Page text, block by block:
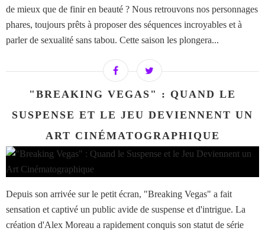
de mieux que de finir en beauté ? Nous retrouvons nos personnages
phares, toujours prêts à proposer des séquences incroyables et à
parler de sexualité sans tabou. Cette saison les plongera...
"BREAKING VEGAS" : QUAND LE
SUSPENSE ET LE JEU DEVIENNENT UN
ART CINÉMATOGRAPHIQUE
Depuis son arrivée sur le petit écran, "Breaking Vegas" a fait
sensation et captivé un public avide de suspense et d'intrigue. La
création d'Alex Moreau a rapidement conquis son statut de série